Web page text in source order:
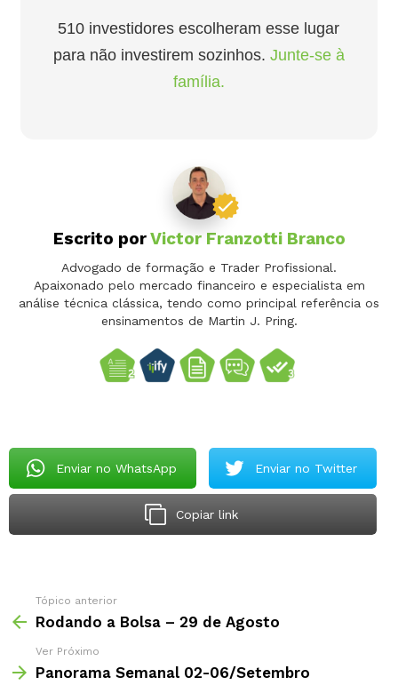
510 investidores escolheram esse lugar
para não investirem sozinhos. Junte-se à
família.
Escrito porVictor Franzotti Branco
Advogado de formação e Trader Profissional.
Apaixonado pelo mercado financeiro e especialista em
análise técnica clássica, tendo como principal referência os
ensinamentos de Martin J. Pring.
Enviar no WhatsApp Enviar no Twitter
Copiar link
Tópico anterior
Rodando a Bolsa – 29 de Agosto
Ver Próximo
Panorama Semanal 02-06/Setembro